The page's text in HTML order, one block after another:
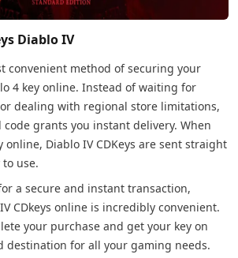
Diablo IV
convenient method of securing your
4 key online. Instead of waiting for
dealing with regional store limitations,
grants you instant delivery. When
online, Diablo IV CDKeys are sent straight
use.
a secure and instant transaction,
CDkeys online is incredibly convenient.
your purchase and get your key on
destination for all your gaming needs.